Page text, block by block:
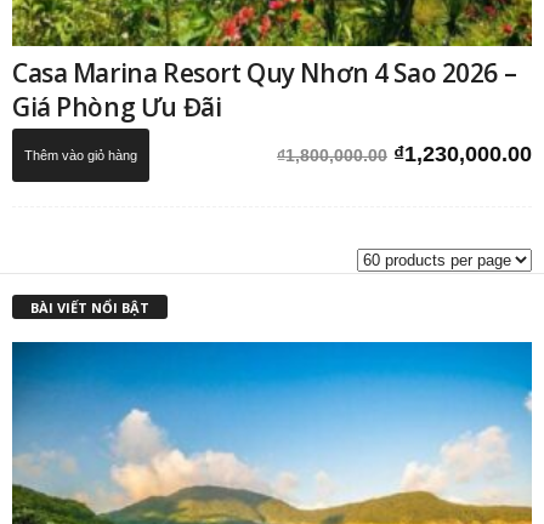
Casa Marina Resort Quy Nhơn 4 Sao 2026 –
Giá Phòng Ưu Đãi
₫1,800,000.00 Giá
₫1,230,000.00
Thêm vào giỏ hàng
BÀI VIẾT NỔI BẬT